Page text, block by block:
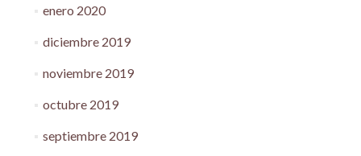
enero 2020
diciembre 2019
noviembre 2019
octubre 2019
septiembre 2019